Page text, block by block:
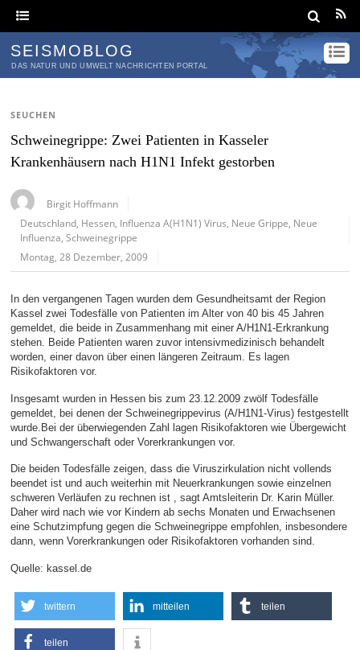
SEISMOBLOG
DAS NATUR UND UMWELT NACHRICHTEN PORTAL
SEUCHEN
Schweinegrippe: Zwei Patienten in Kasseler
Krankenhäusern nach H1N1 Infekt gestorben
Birgit Hoffmann
Deutschland Hessen Influenza A(H1N1) Virus Neue Grippe Neue
Influenza ,Schweinegrippe
Montag, 28 Dezember, 2009
In den vergangenen Tagen wurden dem Gesundheitsamt der Region
Kassel zwei Todesfälle von Patienten im Alter von 40 bis 45 Jahren
gemeldet, die beide in Zusammenhang mit einer A/H1N1-Erkrankung
stehen. Beide Patienten waren zuvor intensivmedizinisch behandelt
worden, einer davon über einen längeren Zeitraum. Es lagen
Risikofaktoren vor.
Insgesamt wurden in Hessen bis zum 23.12.2009 zwölf Todesfälle
gemeldet, bei denen der Schweinegrippevirus (A/H1N1-Virus) festgestellt
wurde.Bei der überwiegenden Zahl lagen Risikofaktoren wie Übergewicht
und Schwangerschaft oder Vorerkrankungen vor.
Die beiden Todesfälle zeigen, dass die Viruszirkulation nicht vollends
beendet ist und auch weiterhin mit Neuerkrankungen sowie einzelnen
schweren Verläufen zu rechnen ist , sagt Amtsleiterin Dr. Karin Müller.
Daher wird nach wie vor Kindern ab sechs Monaten und Erwachsenen
eine Schutzimpfung gegen die Schweinegrippe empfohlen, insbesondere
dann, wenn Vorerkrankungen oder Risikofaktoren vorhanden sind.
Quelle: kassel.de
twittern mitteilen teilen
teilen